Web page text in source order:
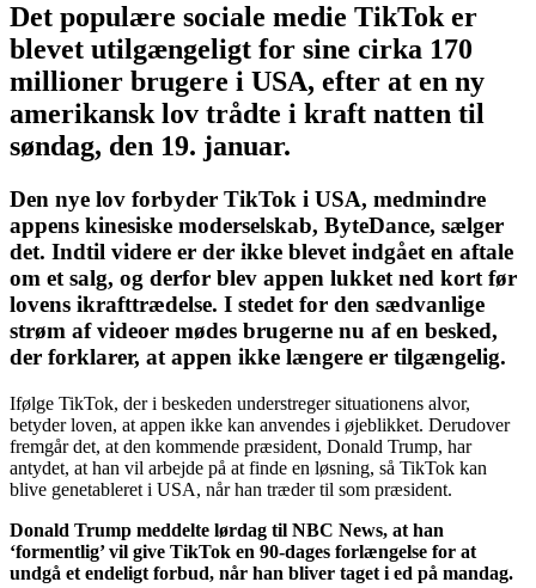
Det populære sociale medie TikTok er
blevet utilgængeligt for sine cirka 170
millioner brugere i USA, efter at en ny
amerikansk lov trådte i kraft natten til
søndag, den 19. januar.
Den nye lov forbyder TikTok i USA, medmindre
appens kinesiske moderselskab, ByteDance, sælger
det. Indtil videre er der ikke blevet indgået en aftale
om et salg, og derfor blev appen lukket ned kort før
lovens ikrafttrædelse. I stedet for den sædvanlige
strøm af videoer mødes brugerne nu af en besked,
der forklarer, at appen ikke længere er tilgængelig.
Ifølge TikTok, der i beskeden understreger situationens alvor,
betyder loven, at appen ikke kan anvendes i øjeblikket. Derudover
fremgår det, at den kommende præsident, Donald Trump, har
antydet, at han vil arbejde på at finde en løsning, så TikTok kan
blive genetableret i USA, når han træder til som præsident.
Donald Trump meddelte lørdag til NBC News, at han
‘formentlig’ vil give TikTok en 90-dages forlængelse for at
undgå et endeligt forbud, når han bliver taget i ed på mandag.